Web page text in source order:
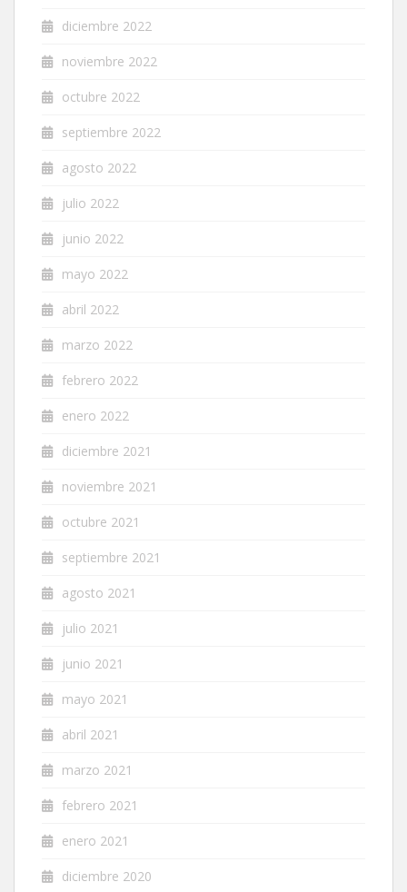
diciembre 2022
noviembre 2022
octubre 2022
septiembre 2022
agosto 2022
julio 2022
junio 2022
mayo 2022
abril 2022
marzo 2022
febrero 2022
enero 2022
diciembre 2021
noviembre 2021
octubre 2021
septiembre 2021
agosto 2021
julio 2021
junio 2021
mayo 2021
abril 2021
marzo 2021
febrero 2021
enero 2021
diciembre 2020